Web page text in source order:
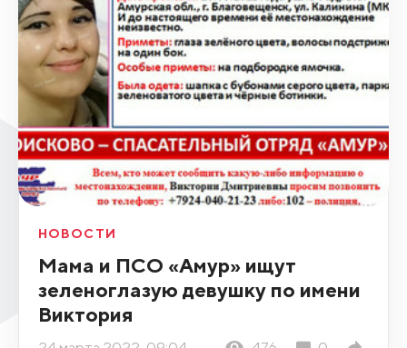
НОВОСТИ
Мама и ПСО «Амур» ищут
зеленоглазую девушку по имени
Виктория